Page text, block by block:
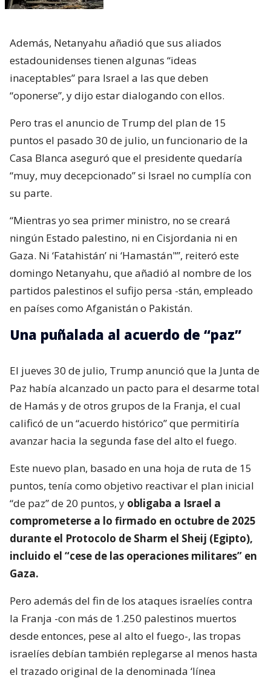
Además, Netanyahu añadió que sus aliados
estadounidenses tienen algunas “ideas
inaceptables” para Israel a las que deben
“oponerse”, y dijo estar dialogando con ellos.
Pero tras el anuncio de Trump del plan de 15
puntos el pasado 30 de julio, un funcionario de la
Casa Blanca aseguró que el presidente quedaría
“muy, muy decepcionado” si Israel no cumplía con
su parte.
“Mientras yo sea primer ministro, no se creará
ningún Estado palestino, ni en Cisjordania ni en
Gaza. Ni ‘Fatahistán’ ni ‘Hamastán"”, reiteró este
domingo Netanyahu, que añadió al nombre de los
partidos palestinos el sufijo persa -stán, empleado
en países como Afganistán o Pakistán.
Una puñalada al acuerdo de “paz”
El jueves 30 de julio, Trump anunció que la Junta de
Paz había alcanzado un pacto para el desarme total
de Hamás y de otros grupos de la Franja, el cual
calificó de un “acuerdo histórico” que permitiría
avanzar hacia la segunda fase del alto el fuego.
Este nuevo plan, basado en una hoja de ruta de 15
puntos, tenía como objetivo reactivar el plan inicial
“de paz” de 20 puntos, y obligaba a Israel a
comprometerse a lo firmado en octubre de 2025
durante el Protocolo de Sharm el Sheij (Egipto),
incluido el “cese de las operaciones militares” en
Gaza.
Pero además del fin de los ataques israelíes contra
la Franja -con más de 1.250 palestinos muertos
desde entonces, pese al alto el fuego-, las tropas
israelíes debían también replegarse al menos hasta
el trazado original de la denominada ‘línea